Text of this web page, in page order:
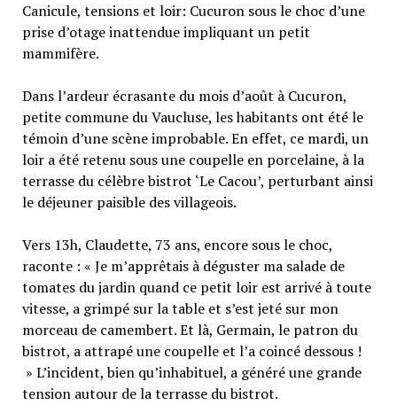
Canicule, tensions et loir: Cucuron sous le choc d’une
prise d’otage inattendue impliquant un petit
mammifère.
Dans l’ardeur écrasante du mois d’août à Cucuron,
petite commune du Vaucluse, les habitants ont été le
témoin d’une scène improbable. En effet, ce mardi, un
loir a été retenu sous une coupelle en porcelaine, à la
terrasse du célèbre bistrot ‘Le Cacou’, perturbant ainsi
le déjeuner paisible des villageois.
Vers 13h, Claudette, 73 ans, encore sous le choc,
raconte : « Je m’apprêtais à déguster ma salade de
tomates du jardin quand ce petit loir est arrivé à toute
vitesse, a grimpé sur la table et s’est jeté sur mon
morceau de camembert. Et là, Germain, le patron du
bistrot, a attrapé une coupelle et l’a coincé dessous !
» L’incident, bien qu’inhabituel, a généré une grande
tension autour de la terrasse du bistrot.